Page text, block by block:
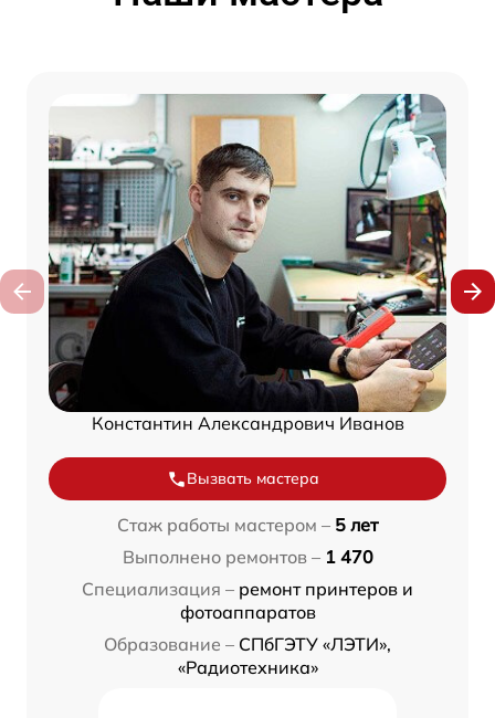
Константин Александрович Иванов
Вызвать мастера
Стаж работы мастером – 5 лет
Выполнено ремонтов – 1 470
Специализация – ремонт принтеров и
фотоаппаратов
Образование – СПбГЭТУ «ЛЭТИ»,
«Радиотехника»